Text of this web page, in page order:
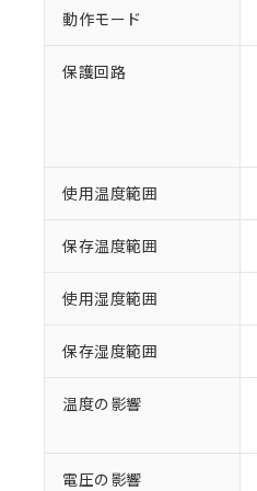
動作モード
保護回路
使用温度範囲
保存温度範囲
使用湿度範囲
保存湿度範囲
温度の影響
電圧の影響